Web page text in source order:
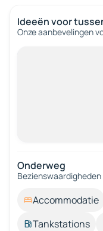
Ideeën voor
Onze aanbevelingen
Onderweg
Accommodatie
Tankstations